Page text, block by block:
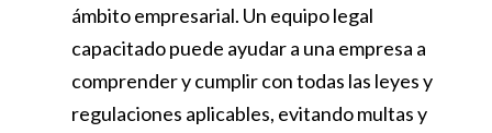
ámbito empresarial. Un equipo legal
capacitado puede ayudar a una empresa a
comprender y cumplir con todas las leyes y
regulaciones aplicables, evitando multas y